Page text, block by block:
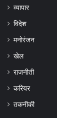
व्यापार
विदेश
मनोरंजन
खेल
राजनीती
करियर
तकनीकी